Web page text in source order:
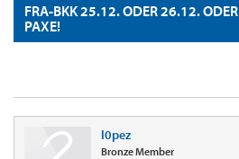
FRA-BKK 25.12. ODER 26.12.
PAXE!
l0pez
Bronze Member